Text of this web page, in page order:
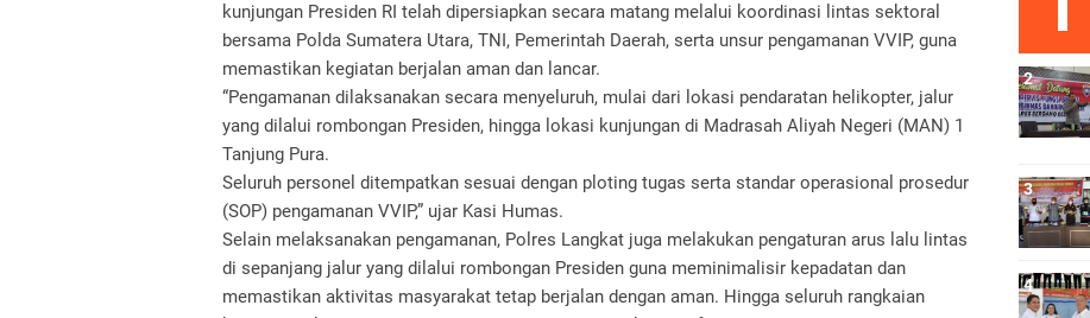
kunjungan Presiden RI telah dipersiapkan secara matang melalui koordinasi lintas sektoral
bersama Polda Sumatera Utara, TNI, Pemerintah Daerah, serta unsur pengamanan VVIP, guna
memastikan kegiatan berjalan aman dan lancar.
“Pengamanan dilaksanakan secara menyeluruh, mulai dari lokasi pendaratan helikopter, jalur
yang dilalui rombongan Presiden, hingga lokasi kunjungan di Madrasah Aliyah Negeri (MAN) 1
Tanjung Pura.
Seluruh personel ditempatkan sesuai dengan ploting tugas serta standar operasional prosedur
(SOP) pengamanan VVIP,” ujar Kasi Humas.
Selain melaksanakan pengamanan, Polres Langkat juga melakukan pengaturan arus lalu lintas
di sepanjang jalur yang dilalui rombongan Presiden guna meminimalisir kepadatan dan
memastikan aktivitas masyarakat tetap berjalan dengan aman. Hingga seluruh rangkaian